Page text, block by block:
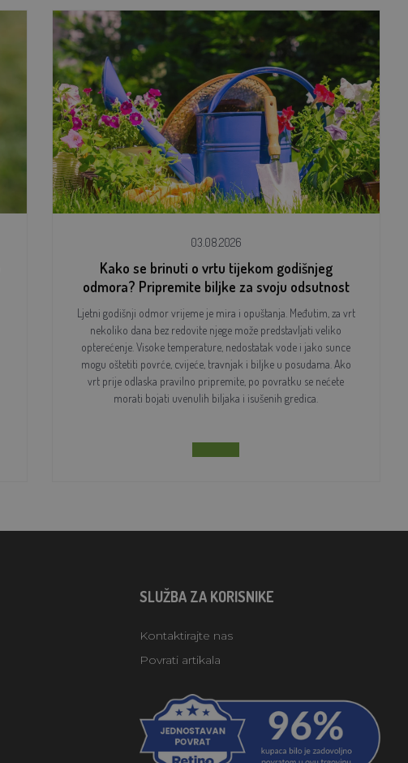
03.08.2026
Kako se brinuti o vrtu tijekom godišnjeg
odmora? Pripremite biljke za svoju odsutnost
Ljetni godišnji odmor vrijeme je mira i opuštanja. Međutim, za vrt
nekoliko dana bez redovite njege može predstavljati veliko
opterećenje. Visoke temperature, nedostatak vode i jako sunce
mogu oštetiti povrće, cvijeće, travnjak i biljke u posudama. Ako
vrt prije odlaska pravilno pripremite, po povratku se nećete
morati bojati uvenulih biljaka i isušenih gredica.
SLUŽBA ZA KORISNIKE
Kontaktirajte nas
Povrati artikala